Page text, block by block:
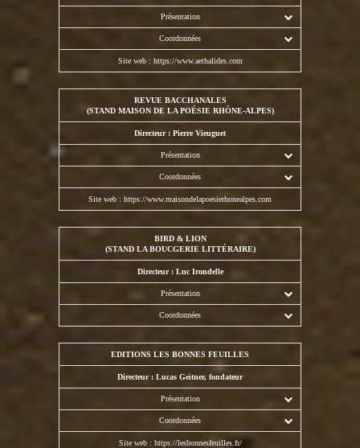
Présentation
Coordonnées
Site web : https://www.aethalides.com
REVUE BACCHANALES
(STAND MAISON DE LA POÉSIE RHÔNE-ALPES)
Directeur : Pierre Vieuguet
Présentation
Coordonnées
Site web : https://www.maisondelapoesierhonealpes.com
BIRD & LION
(STAND LA BOUCGERIE LITTÉRAIRE)
Directeur : Luc Irondelle
Présentation
Coordonnées
EDITIONS LES BONNES FEUILLES
Directeur : Lucas Geitner, fondateur
Présentation
Coordonnées
Site web : https://lesbonnesfeuilles.fr/